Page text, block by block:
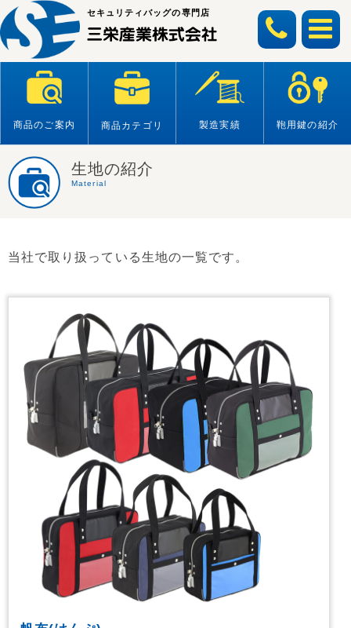
Skip
to
content
セキュリティバッグの専門店
商品のご案内 商品カテゴリ 製造実績 鞄用鍵の紹介
生地の紹介
Material
当社で取り扱っている生地の一覧です。